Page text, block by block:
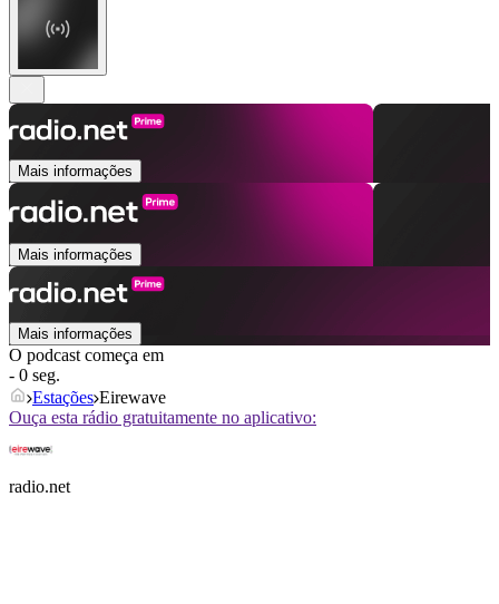
Mais informações
Mais informações
Mais informações
O podcast começa em
- 0 seg.
Estações Eirewave
Ouça esta rádio gratuitamente no aplicativo:
radio.net